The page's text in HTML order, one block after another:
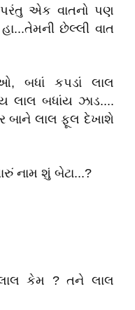
પરંતુ એક વાતનો પણ
છેલ્લી વાત
બધાં કપડાં લાલ
લાલ બધાંય ઝાડ....
બાને લાલ ફૂલ દેખાશે
નામ શું બેટા...?
લાલ કેમ ? તને લાલ